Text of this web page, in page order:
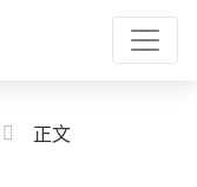
 正文